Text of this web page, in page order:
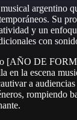
argentino
Su
y un
con
[AÑO DE
en la escena
a
rompiendo